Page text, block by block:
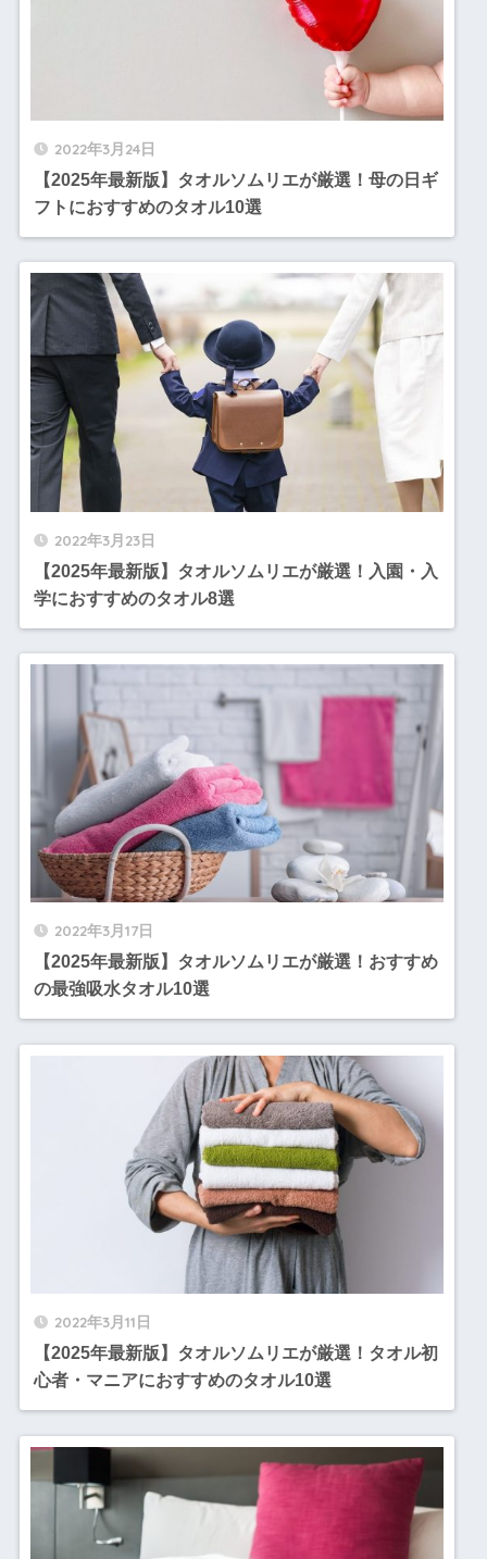
2022年3月24日
【2025年最新版】タオルソムリエが厳選！母の日ギ
フトにおすすめのタオル10選
2022年3月23日
【2025年最新版】タオルソムリエが厳選！入園・入
学におすすめのタオル8選
2022年3月17日
【2025年最新版】タオルソムリエが厳選！おすすめ
の最強吸水タオル10選
2022年3月11日
【2025年最新版】タオルソムリエが厳選！タオル初
心者・マニアにおすすめのタオル10選